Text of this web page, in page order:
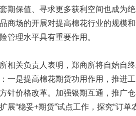
期保值、寻求更多获利空间也成为
商场的开展对提高棉花行业的规模
管理水平具有重要作用。
关负责人表明，郑商所将自始自终
一是提高棉花期货功用作用，推进
针价格改革。加强银期互通，推广
展“稳妥+期货”试点工作，探究“订单